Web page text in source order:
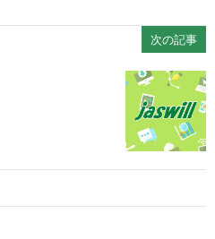
次の記事